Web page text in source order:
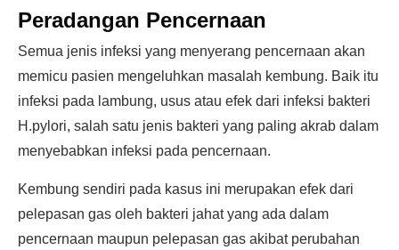
Peradangan Pencernaan
Semua jenis infeksi yang menyerang pencernaan akan
memicu pasien mengeluhkan masalah kembung. Baik itu
infeksi pada lambung, usus atau efek dari infeksi bakteri
H.pylori, salah satu jenis bakteri yang paling akrab dalam
menyebabkan infeksi pada pencernaan.
Kembung sendiri pada kasus ini merupakan efek dari
pelepasan gas oleh bakteri jahat yang ada dalam
pencernaan maupun pelepasan gas akibat perubahan